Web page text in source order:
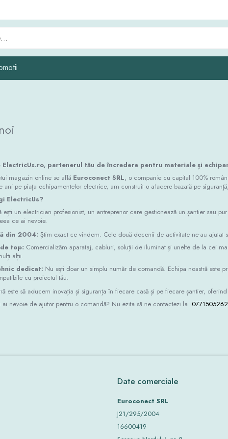
ElectricUs.ro, partenerul tău de încredere pentru materiale și
magazin online se află Euroconect SRL, o companie cu capital 100%
ani pe piața echipamentelor electrice, am construit o afacere bazată pe
ElectricUs?
ești un electrician profesionist, un antreprenor care gestionează un șantier sau
ce ai nevoie.
din 2004: Știm exact ce vindem. Cele două decenii de activitate ne-au ajutat
top: Comercializăm aparataj, cabluri, soluții de iluminat și unelte de la cei
alții.
dedicat: Nu ești doar un simplu număr de comandă. Echipa noastră este
cu proiectul tău.
este să aducem inovația și siguranța în fiecare casă și pe fiecare șantier,
ai nevoie de ajutor pentru o comandă? Nu ezita să ne contactezi la 0771505262
Date comerciale
Euroconect SRL
J21/295/2004
16600419